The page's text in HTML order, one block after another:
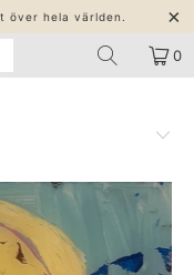
över hela världen.
0